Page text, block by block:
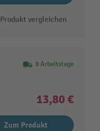
Produkt vergleichen
8 Arbeitstage
13,80 €
Zum Produkt